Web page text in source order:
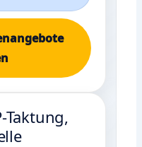
Taktung,